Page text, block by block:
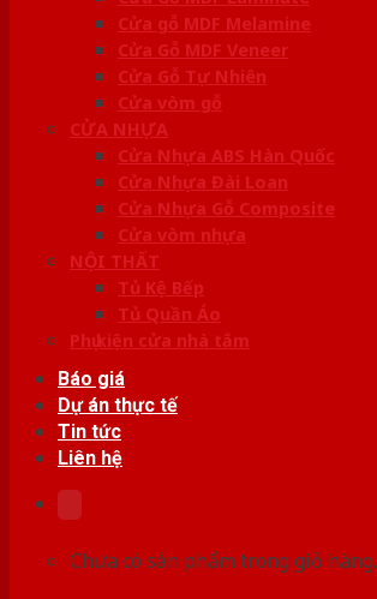
Cửa gỗ MDF Melamine
Cửa Gỗ MDF Veneer
Cửa Gỗ Tự Nhiên
Cửa vòm gỗ
CỬA NHỰA
Cửa Nhựa ABS Hàn Quốc
Cửa Nhựa Đài Loan
Cửa Nhựa Gỗ Composite
Cửa vòm nhựa
NỘI THẤT
Tủ Kệ Bếp
Tủ Quần Áo
Phụ kiện cửa nhà tắm
Báo giá
Dự án thực tế
Tin tức
Liên hệ
Chưa có sản phẩm trong giỏ hàng.